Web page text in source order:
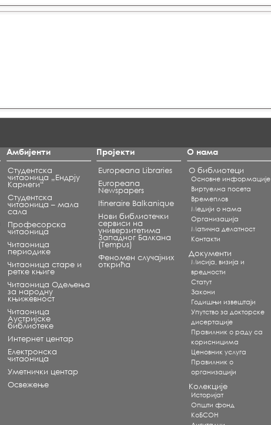
Амбијенти
Студентска
читаоница „Ендрју
Карнеги“
Студентска
читаоница – мала
сала
Професорска
читаоница
Читаоница
периодике
Читаоница старе и
ретке књиге
Читаоница Одељења
за народну
књижевност
Читаоница
Аустријске
библиотеке
Интернет центар
Електронска
читаоница
Уметнички центар
Освежење
Пројекти
Europeana Libraries
Europeana
Newspapers
Itineraire Balkanique
Нови библиотечки
сервиси на
универзитетима
Западног Балкана
(Tempus)
Феномен случајних
открића
О нама
О библиотеци
Основне информације
Виртуелна посета
Времеплов
Медији о нама
Организација
Матична делатност
Контакти
Документи
Мисија, визија и
вредности
Статут
Закони
Годишњи извештаји
Упутство за докторске
дисертације
Правилник о раду са
корисницима
Ценовник услуга
Правилник о
организацији
Колекције
Историјат
Општи фонд
КоБСОН